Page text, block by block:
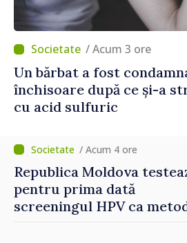
/ Acum 3 ore
Un bărbat a fost
închisoare după ce și-a
cu acid sulfuric
/ Acum 4 ore
Republica Moldova
pentru prima dată
screeningul HPV ca